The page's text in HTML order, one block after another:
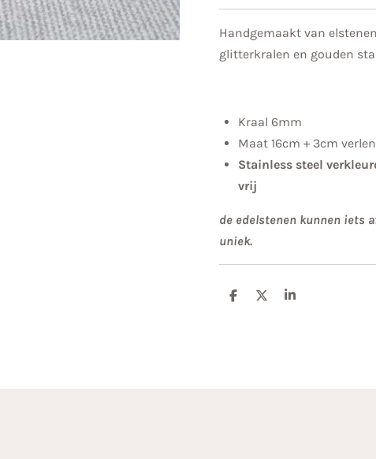
Handgemaakt van
glitterkralen en gouden
Kraal 6mm
Maat 16cm + 3cm
Stainless steel
vrij
de edelstenen kunnen iets
uniek.
D
D
S